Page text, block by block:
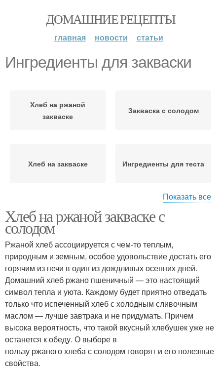
ДОМАШНИЕ РЕЦЕПТЫ
главная новости статьи
Ингредиенты для закваски
Хлеб на ржаной
закваске
Закваска с солодом
Хлеб на закваске Ингредиенты для теста
Ингредиенты для хлеба
закваске
Закваска без дрожжей
Показать все
Хлеб на ржаной закваске с
солодом
Ржаной хлеб ассоциируется с чем-то теплым,
природным и земным, особое удовольствие достать его
горячим из печи в один из дождливых осенних дней.
Домашний хлеб ржано пшеничный — это настоящий
символ тепла и уюта. Каждому будет приятно отведать
только что испеченный хлеб с холодным сливочным
маслом — лучше завтрака и не придумать. Причем
высока вероятность, что такой вкусный хлебушек уже не
останется к обеду. О выборе в
пользу ржаного хлеба с солодом говорят и его полезные
свойства.